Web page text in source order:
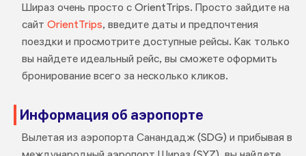
Шираз очень просто с OrientTrips. Просто зайдите на
сайт OrientTrips, введите даты и предпочтения
поездки и просмотрите доступные рейсы. Как только
вы найдете идеальный рейс, вы сможете оформить
бронирование всего за несколько кликов.
Информация об аэропорте
Вылетая из аэропорта Санандадж (SDG) и прибывая в